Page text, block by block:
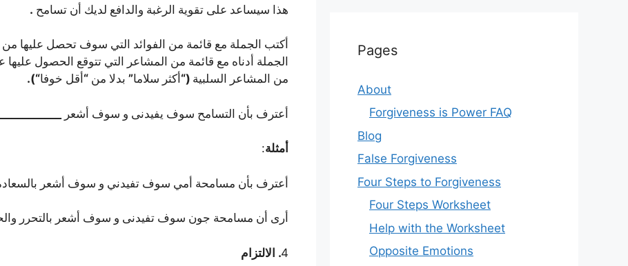
هذا سيساعد على تقوية الرغبة والدافع لديك أن تسامح .
أكتب الجملة مع قائمة من الفوائد التي سوف تحصل عليها من
الجملة أدناه مع قائمة من المشاعر التي تتوقع الحصول عليها
من المشاعر السلبية (“ أكثر سلاما” بدلا من “ أقل خوفا“).
أعترف بأن التسامح سوف يفيدنى و سوف أشعر
أمثلة:
أعترف بأن مسامحة أمي سوف تفيدني و سوف أشعر
أرى أن مسامحة جون سوف تفيدنى و سوف أشعر بالتحرر
4
. الالتزام
Pages
About
Forgiveness is Power FAQ
Blog
False Forgiveness
Four Steps to Forgiveness
Four Steps Worksheet
Help with the Worksheet
Opposite Emotions